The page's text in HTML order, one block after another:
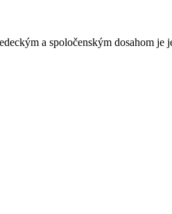
a spoločenským dosahom